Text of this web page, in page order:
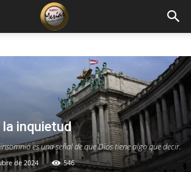
la inquietud
es una señal de que Dios tiene algo que decir.
de 2024 546